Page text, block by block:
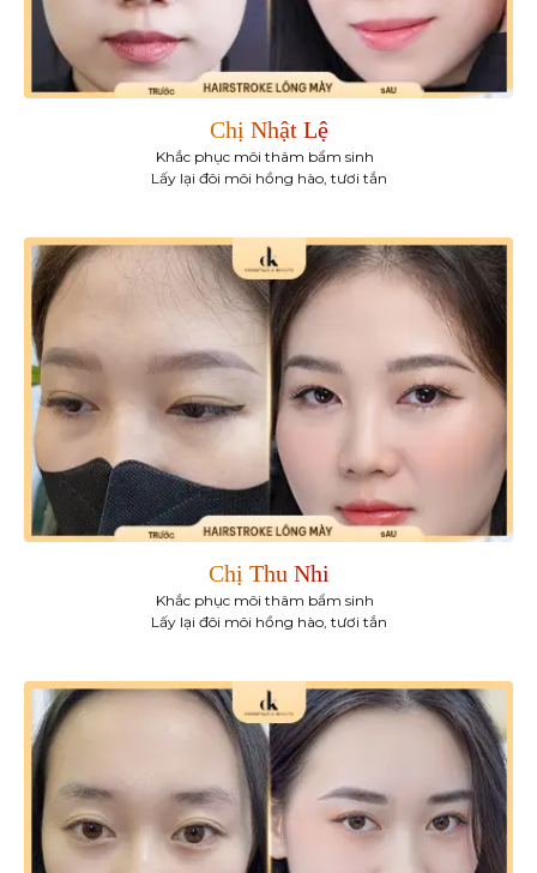
Chị Nhật Lệ
Khắc phục môi thâm bẩm sinh
Lấy lại đôi môi hồng hào, tươi tắn
Chị Thu Nhi
Khắc phục môi thâm bẩm sinh
Lấy lại đôi môi hồng hào, tươi tắn